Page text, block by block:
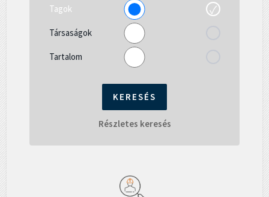
Tagok
Társaságok
Tartalom
Részletes keresés